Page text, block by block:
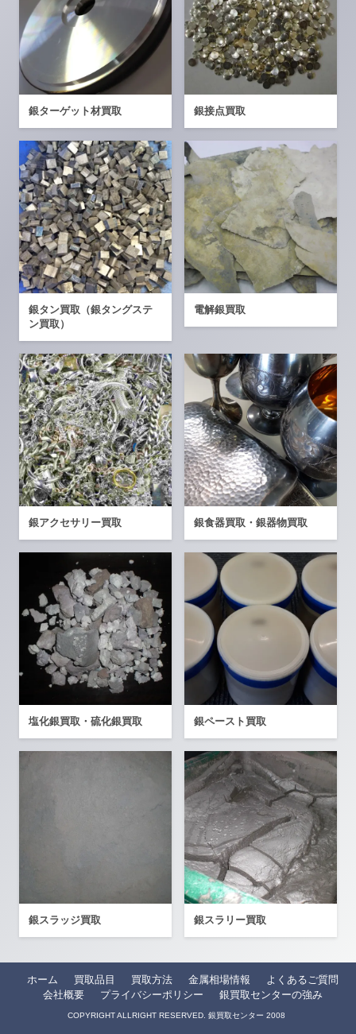
銀ターゲット材買取 銀接点買取
銀タン買取（銀タングステ
ン買取）
電解銀買取
銀アクセサリー買取 銀食器買取・銀器物買取
塩化銀買取・硫化銀買取 銀ペースト買取
銀スラッジ買取 銀スラリー買取
ホーム 買取品目 買取方法 金属相場情報
よくあるご質問
会社概要
プライバシーポリシー 銀買取センターの強み
COPYRIGHT ALLRIGHT RESERVED. 銀買取センター 2008